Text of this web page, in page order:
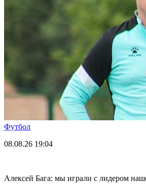
Футбол
08.08.26 19:04
Алексей Бага: мы играли с лидером